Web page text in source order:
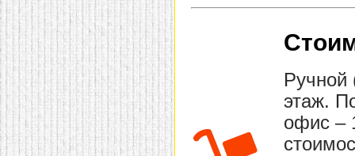
этаж.
офис –